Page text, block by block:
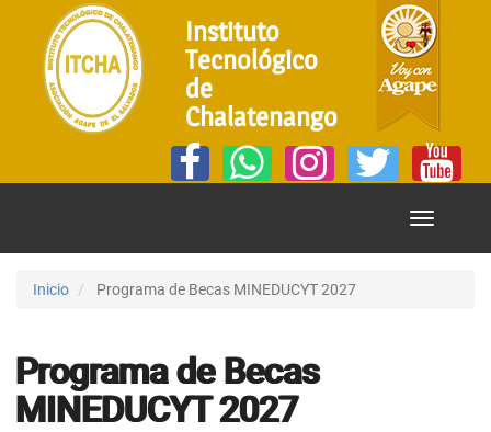
Instituto
Tecnológico
de
Chalatenango
Mostrar
Inicio Programa de Becas MINEDUCYT 2027
Programa de Becas
MINEDUCYT 2027